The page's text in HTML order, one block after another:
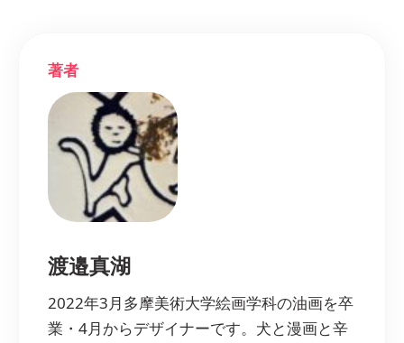
著者
渡邉真湖
2022年3月多摩美術大学絵画学科の油画を卒
業・4月からデザイナーです。犬と漫画と辛